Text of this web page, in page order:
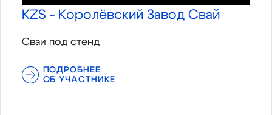
KZS - Королёвский Завод Свай
Сваи под стенд
ПОДРОБНЕЕ
ОБ УЧАСТНИКЕ